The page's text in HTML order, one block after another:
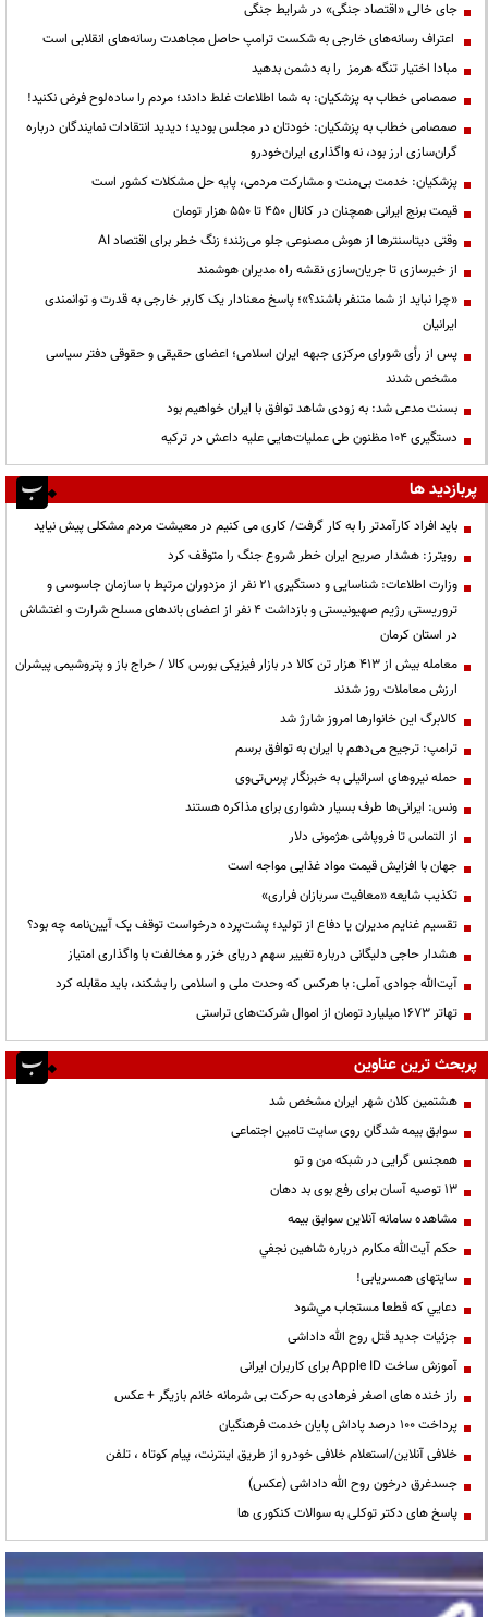
جای خالی «اقتصاد جنگی» در شرایط جنگی
اعتراف رسانه‌های خارجی به شکست ترامپ حاصل مجاهدت رسانه‌های انقلابی است
مبادا اختیار تنگه هرمز را به دشمن بدهید
صمصامی خطاب به پزشکیان: به شما اطلاعات غلط دادند؛ مردم را ساده‌لوح فرض نکنید!
صمصامی خطاب به پزشکیان: خودتان در مجلس بودید؛ دیدید انتقادات نمایندگان درباره
گران‌سازی ارز بود، نه واگذاری ایران‌خودرو
پزشکیان: خدمت بی‌منت و مشارکت مردمی، پایه حل مشکلات کشور است
قیمت‌ برنج ایرانی همچنان در کانال ۴۵۰ تا ۵۵۰ هزار تومان
وقتی دیتاسنترها از هوش مصنوعی جلو می‌زنند؛ زنگ خطر برای اقتصاد AI
از خبرسازی تا جریان‌سازی نقشه راه مدیران هوشمند
«چرا نباید از شما متنفر باشند؟»؛ پاسخ معنادار یک کاربر خارجی به قدرت و توانمندی
ایرانیان
پس از رأی شورای مرکزی جبهه ایران اسلامی؛ اعضای حقیقی و حقوقی دفتر سیاسی
مشخص شدند
بسنت مدعی شد: به زودی شاهد توافق با ایران خواهیم بود
دستگیری ۱۰۴ مظنون طی عملیات‌هایی علیه داعش در ترکیه
پربازدید ها
باید افراد کارآمدتر را به کار گرفت/ کاری می کنیم در معیشت مردم مشکلی پیش نیاید
رویترز: هشدار صریح ایران خطر شروع جنگ را متوقف کرد
وزارت اطلاعات: شناسایی و دستگیری ۲۱ نفر از مزدوران مرتبط با سازمان جاسوسی و
تروریستی رژیم صهیونیستی و بازداشت ۴ نفر از اعضای باندهای مسلح شرارت و اغتشاش
در استان کرمان
معامله بیش از ۴۱۳ هزار تن کالا در بازار فیزیکی بورس کالا / حراج باز و پتروشیمی پیشران
ارزش معاملات روز شدند
کالابرگ این خانوارها امروز شارژ شد
ترامپ: ترجیح می‌دهم با ایران به توافق برسم
حمله نیروهای اسرائیلی به خبرنگار پرس‌تی‌وی
ونس: ایرانی‌ها طرف بسیار دشواری برای مذاکره هستند
از التماس تا فروپاشی هژمونی دلار
جهان با افزایش قیمت مواد غذایی مواجه است
تکذیب شایعه «معافیت سربازان فراری»
تقسیم غنایم مدیران یا دفاع از تولید؛ پشت‌پرده درخواست توقف یک آیین‌نامه چه بود؟
هشدار حاجی دلیگانی درباره تغییر سهم دریای خزر و مخالفت با واگذاری امتیاز
آیت‌الله جوادی آملی: با هرکس که وحدت ملی و اسلامی را بشکند، باید مقابله کرد
تهاتر ۱۶۷۳ میلیارد تومان از اموال شرکت‌های تراستی
پربحث ترین عناوین
هشتمین کلان شهر ایران مشخص شد
سوابق بیمه شدگان روی سایت تامین اجتماعی
همجنس گرایی در شبکه من و تو
13 توصیه آسان برای رفع بوی بد دهان
مشاهده سامانه آنلاين سوابق بیمه
حكم آيت‌الله مكارم درباره شاهين نجفي
سایتهای همسریابی!
دعايي كه قطعا مستجاب مي‌شود
جزئیات جدید قتل روح الله داداشی
آموزش ساخت Apple ID برای کاربران ایرانی
راز خنده های اصغر فرهادی به حرکت بی شرمانه خانم بازیگر + عکس
پرداخت ۱۰۰ درصد پاداش پایان خدمت فرهنگیان
خلافی آنلاین/استعلام خلافی خودرو از طریق اینترنت، پیام کوتاه ، تلفن
جسدغرق درخون روح الله داداشی (عکس)
پاسخ های دکتر توکلی به سوالات کنکوری ها